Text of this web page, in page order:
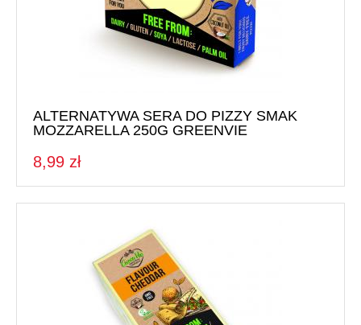
ALTERNATYWA SERA DO PIZZY SMAK
MOZZARELLA 250G GREENVIE
8,99 zł